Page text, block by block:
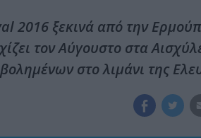
2016 ξεκινά από την
τον Αύγουστο στα
στο λιμάνι της